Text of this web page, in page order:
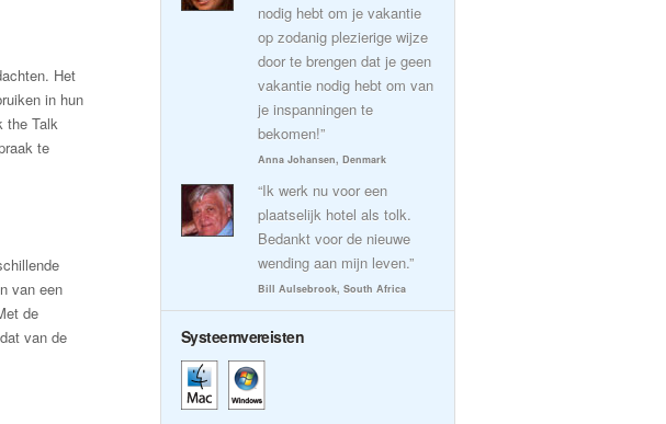
Het
in hun
the Talk
te
van een
de
van de
nodig hebt om je vakantie
op zodanig plezierige wijze
door te brengen dat je geen
vakantie nodig hebt om van
je inspanningen te
bekomen!”
Anna Johansen, Denmark
“Ik werk nu voor een
plaatselijk hotel als tolk.
Bedankt voor de nieuwe
wending aan mijn leven.”
Bill Aulsebrook, South Africa
Systeemvereisten